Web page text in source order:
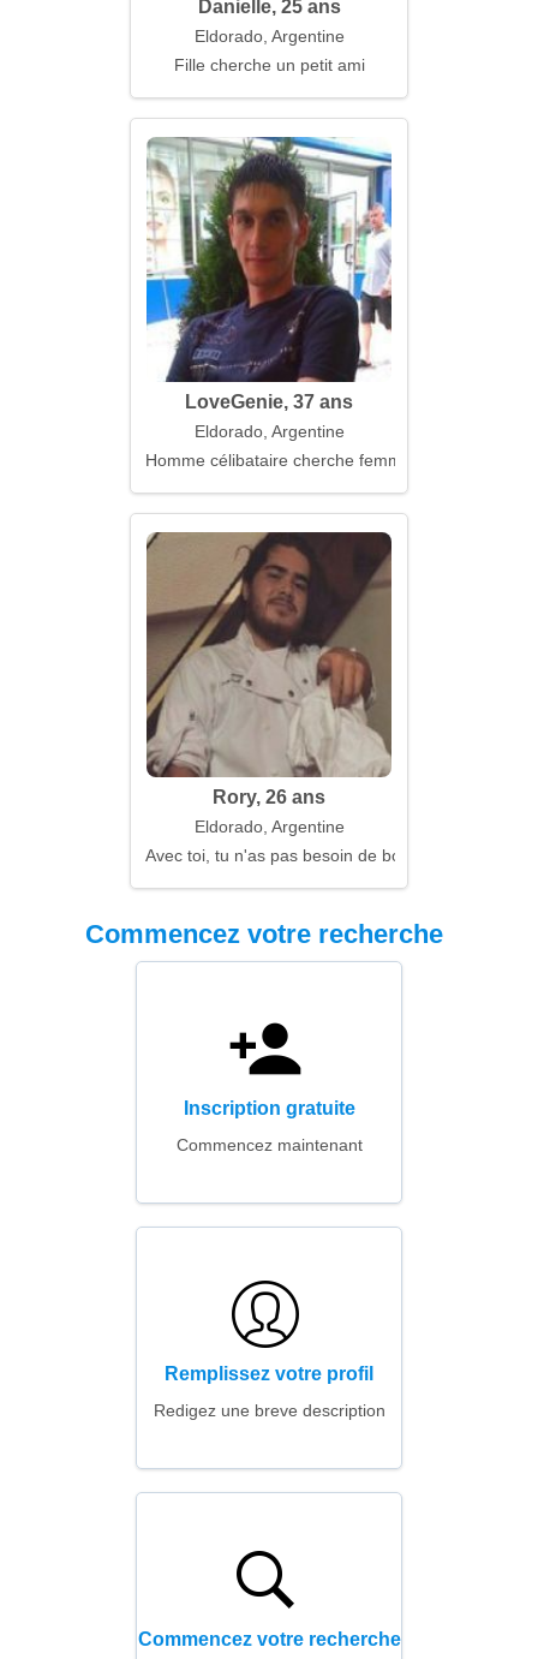
Danielle, 25 ans
Eldorado, Argentine
Fille cherche un petit ami
LoveGenie, 37 ans
Eldorado, Argentine
Homme célibataire cherche femme
Rory, 26 ans
Eldorado, Argentine
Avec toi, tu n'as pas besoin de boussole
Commencez votre recherche
Inscription gratuite
Commencez maintenant
Remplissez votre profil
Redigez une breve description
Commencez votre recherche